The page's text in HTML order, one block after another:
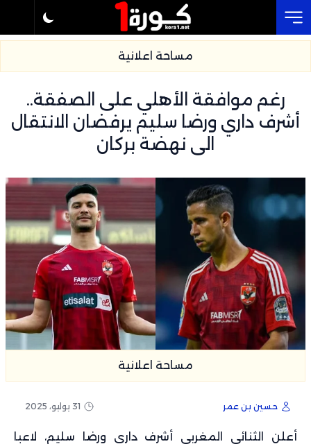
مساحة اعلانية
رغم موافقة الأهلي على الصفقة..
أشرف داري ورضا سليم يرفضان الانتقال
الى نهضة بركان
مساحة اعلانية
حسين بن عمر 31 يوليو، 2025
أعلن الثنائي المغربي أشرف داري ورضا سليم، لاعبا